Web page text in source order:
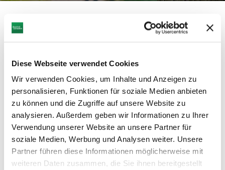
Diese Webseite verwendet Cookies
Wir verwenden Cookies, um Inhalte und Anzeigen zu
personalisieren, Funktionen für soziale Medien anbieten
zu können und die Zugriffe auf unsere Website zu
analysieren. Außerdem geben wir Informationen zu Ihrer
Verwendung unserer Website an unsere Partner für
soziale Medien, Werbung und Analysen weiter. Unsere
Partner führen diese Informationen möglicherweise mit
weiteren Daten zusammen, die Sie ihnen bereitgestellt
WANDERTOUR
1
DonAUwald - Etappe Günzburg -
Offingen
©
Von Günzburg nach Offingen auf dem
Premiumwanderweg DonAUwald
mehr
dazu